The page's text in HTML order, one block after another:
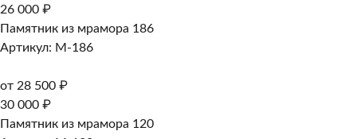
26 000 ₽
Памятник из мрамора 186
Артикул: M-186
от 28 500 ₽
30 000 ₽
Памятник из мрамора 120